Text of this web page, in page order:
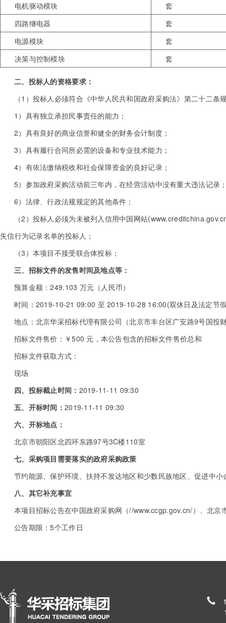
电机驱动模块
套
四路继电器
套
电源模块
套
决策与控制模块
套
二、投标人的资格要求：
（1）投标人必须符合《中华人民共和国政府采购法》第二十二条
1）具有独立承担民事责任的能力；
2）具有良好的商业信誉和健全的财务会计制度；
3）具有履行合同所必需的设备和专业技术能力；
4）有依法缴纳税收和社会保障资金的良好记录；
5）参加政府采购活动前三年内，在经营活动中没有重大违法记录
6）法律、行政法规规定的其他条件；
（2）投标人必须为未被列入信用中国网站
失信行为记录名单的投标人；
（3）本项目不接受联合体投标；
三、招标文件的发售时间及地点等：
预算金额：249.103 万元（人民币）
时间：2019-10-21 09:00 至 2019-10-28 16:00(双休日及法定节
地点：北京华采招标代理有限公司（北京市丰台区广安路9号国投
招标文件售价：￥500 元，本公告包含的招标文件售价总和
招标文件获取方式：
现场
四、投标截止时间： 2019-11-11 09:30
五、开标时间： 2019-11-11 09:30
六、开标地点：
北京市朝阳区北四环东路97号3C楼110室
七、采购项目需要落实的政府采购政策
节约能源、保护环境、扶持不发达地区和少数民族地区、促进中
八、其它补充事宜
本项目招标公告在中国政府采购网（//www.ccgp.gov.cn/）、北
公告期限：5个工作日